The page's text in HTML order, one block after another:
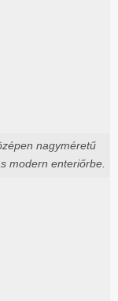
nagyméretű
modern enteriőrbe.